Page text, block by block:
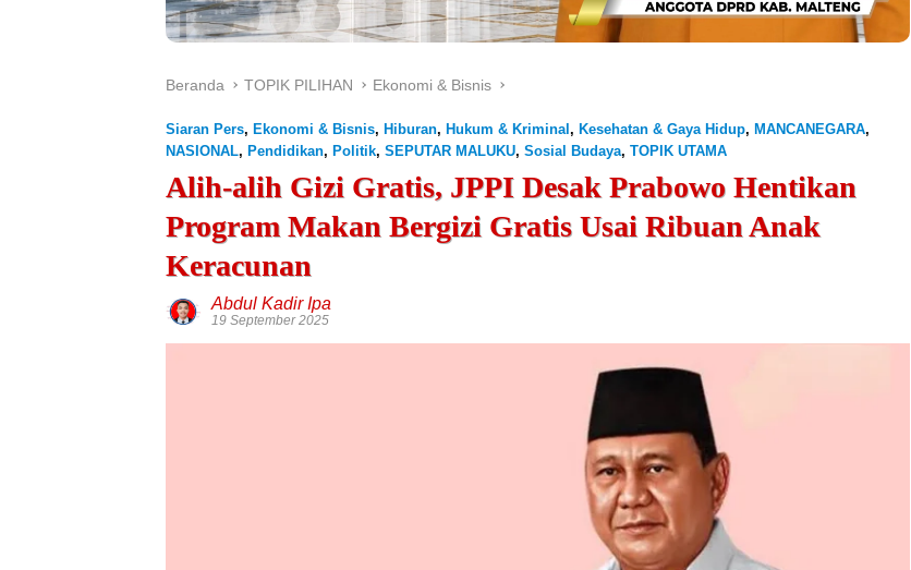
Beranda TOPIK PILIHAN Ekonomi & Bisnis
Siaran Pers, Ekonomi & Bisnis, Hiburan, Hukum & Kriminal, Kesehatan & Gaya Hidup, MANCANEGARA,
NASIONAL, Pendidikan, Politik, SEPUTAR MALUKU, Sosial Budaya, TOPIK UTAMA
Alih-alih Gizi Gratis, JPPI Desak Prabowo Hentikan
Program Makan Bergizi Gratis Usai Ribuan Anak
Keracunan
Abdul Kadir Ipa
19 September 2025